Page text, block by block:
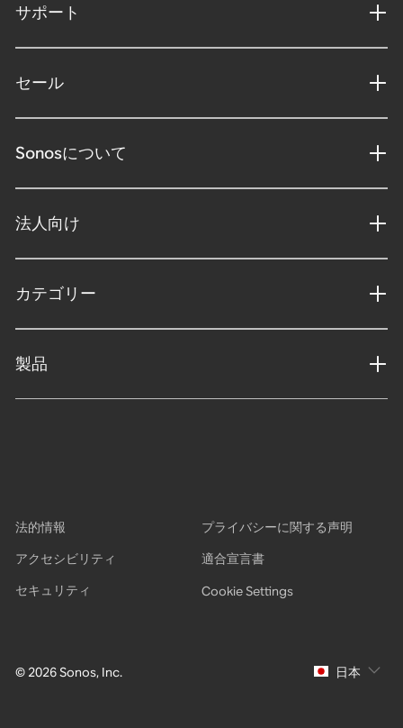
サポート
セール
Sonosについて
法人向け
カテゴリー
製品
© 2026 Sonos, Inc.
法的情報
プライバシーに関する声明
アクセシビリティ
適合宣言書
セキュリティ
Cookie Settings
日本